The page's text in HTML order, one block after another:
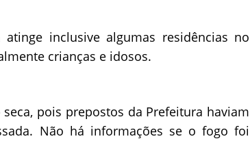
inclusive algumas residências no
crianças e idosos.
pois prepostos da Prefeitura haviam
Não há informações se o fogo foi